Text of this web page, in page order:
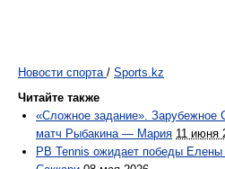
Новости спорта / Sports.kz
Читайте также
«Сложное задание». Зарубежное
матч Рыбакина — Мария 11 июня
PB Tennis ожидает победы